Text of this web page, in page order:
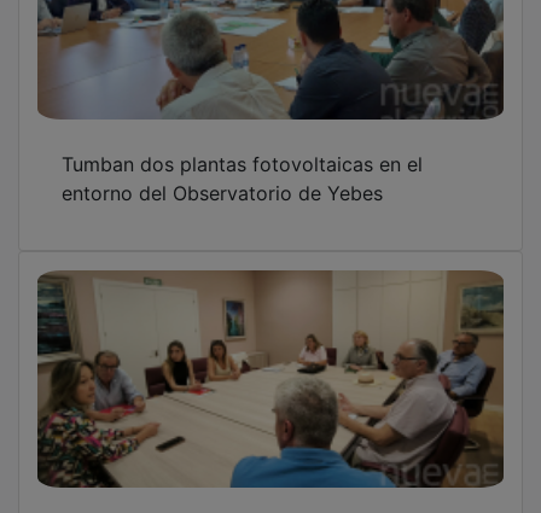
Tumban dos plantas fotovoltaicas en el